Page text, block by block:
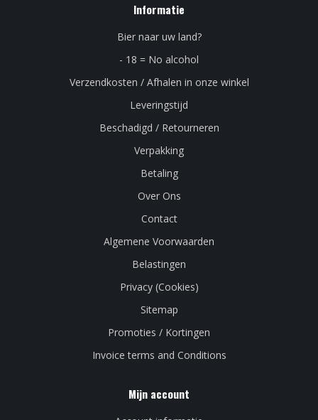
Informatie
Bier naar uw land?
- 18 = No alcohol
Verzendkosten / Afhalen in onze winkel
Leveringstijd
Beschadigd / Retourneren
Verpakking
Betaling
Over Ons
Contact
Algemene Voorwaarden
Belastingen
Privacy (Cookies)
Sitemap
Promoties / Kortingen
Invoice terms and Conditions
Mijn account